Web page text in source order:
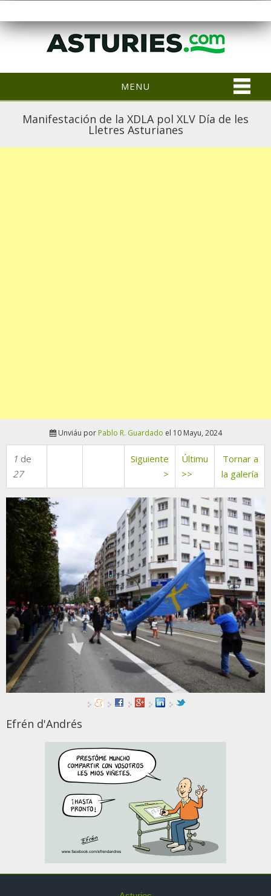
MENU
Manifestación de la XDLA pol XLV Día de les
Lletres Asturianes
Unviáu por Pablo R. Guardado el 10 Mayu, 2024
1 de
27
Siguiente
>
Últimu
>>
Tornar a
la galería
Efrén d'Andrés